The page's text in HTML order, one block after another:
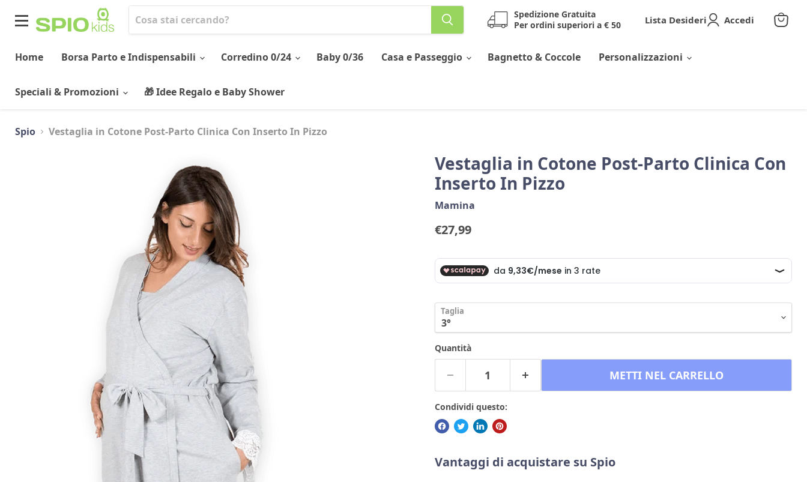
Menu
Spedizione Gratuita
Per ordini superiori a € 50
Lista Desideri Accedi
Home Borsa Parto e Indispensabili Corredino 0/24 Baby 0/36 Casa e Passeggio Bagnetto & Coccole Personalizzazioni
Speciali & Promozioni 🎁 Idee Regalo e Baby Shower
Spio Vestaglia in Cotone Post-Parto Clinica Con Inserto In Pizzo
Vestaglia in Cotone Post-Parto Clinica Con
Inserto In Pizzo
Mamina
Prezzo corrente
€27,99
Taglia
Quantità
METTI NEL CARRELLO
Condividi questo:
Vantaggi di acquistare su Spio